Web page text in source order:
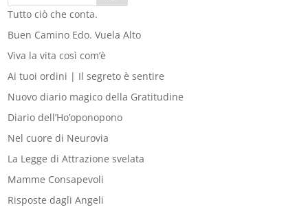
Tutto ciò che conta.
Buen Camino Edo. Vuela Alto
Viva la vita così com’è
Ai tuoi ordini | Il segreto è sentire
Nuovo diario magico della Gratitudine
Diario dell’Ho’oponopono
Nel cuore di Neurovia
La Legge di Attrazione svelata
Mamme Consapevoli
Risposte dagli Angeli